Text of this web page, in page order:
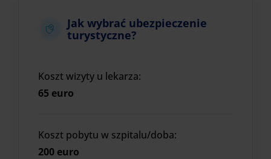
Jak wybrać ubezpieczenie
turystyczne?
Koszt wizyty u lekarza:
65 euro
Koszt pobytu w szpitalu/doba:
200 euro